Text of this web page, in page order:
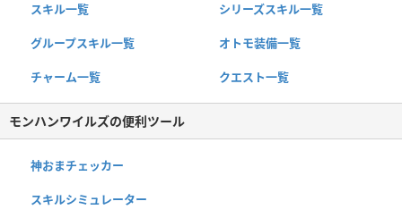
スキル一覧 シリーズスキル一覧
グループスキル一覧 オトモ装備一覧
チャーム一覧 クエスト一覧
モンハンワイルズの便利ツール
神おまチェッカー
スキルシミュレーター